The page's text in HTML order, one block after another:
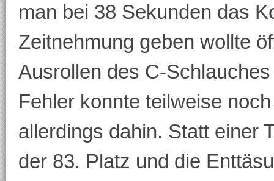
man bei 38 Sekunden das
Zeitnehmung geben wollte
Ausrollen des C-
Fehler konnte teilweise
allerdings dahin. Statt einer
der 83. Platz und die